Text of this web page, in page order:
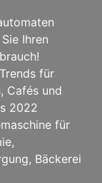
Ihren
für
Cafés und
2022
für
Bäckerei